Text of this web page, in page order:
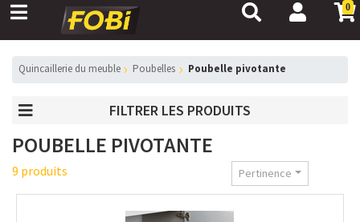
0
Quincaillerie du meuble Poubelles Poubelle pivotante
FILTRER LES PRODUITS
POUBELLE PIVOTANTE
9 produits Pertinence